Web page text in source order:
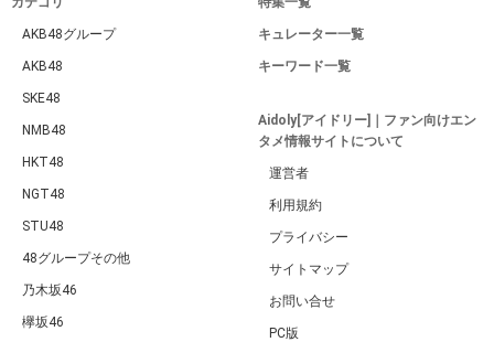
AKB48グループ
AKB48
SKE48
NMB48
HKT48
NGT48
STU48
48グループその他
乃木坂46
欅坂46
キュレーター一覧
キーワード一覧
Aidoly[アイドリー]｜ファン向けエン
タメ情報サイトについて
運営者
利用規約
プライバシー
サイトマップ
お問い合せ
PC版